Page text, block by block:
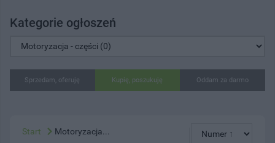
Kategorie ogłoszeń
Sprzedam, oferuję Kupię, poszukuję Oddam za darmo
Start Motoryzacja...